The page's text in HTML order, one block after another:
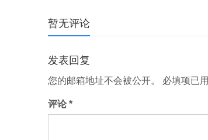
章
分
页
暂无评论
发表回复
您的邮箱地址不会被公开。 必填项已用
评论*